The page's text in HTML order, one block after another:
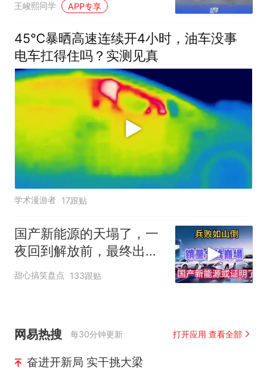
王峻熙同学 APP专享
45℃暴晒高速连续开4小时，油车没事
电车扛得住吗？实测见真
学术漫游者 17跟贴
国产新能源的天塌了，一
夜回到解放前，最终出路
在哪里！1
甜心搞笑盘点 133跟贴
网易热搜 每30分钟更新 打开应用 查看全部
奋进开新局 实干挑大梁